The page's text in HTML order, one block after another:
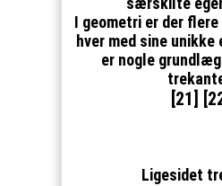
I geometri er der
hver med sine unikke
er nogle
[21]
Ligesidet